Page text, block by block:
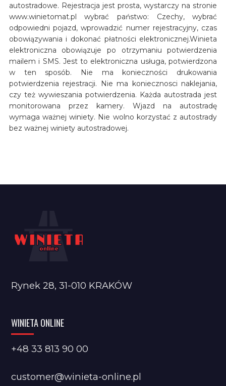
autostradowe. Rejestracja jest prosta, wystarczy na stronie
www.winietomat.pl wybrać państwo: Czechy, wybrać
odpowiedni pojazd, wprowadzić numer rejestracyjny, czas
obowiązywania i dokonać płatności elektronicznej.Winieta
elektroniczna obowiązuje po otrzymaniu potwierdzenia
mailem i SMS. Jest to elektroniczna usługa, potwierdzona
w ten sposób. Nie ma konieczności drukowania
potwierdzenia rejestracji. Nie ma koniecznosci naklejania,
czy też wywieszania potwierdzenia. Każda autostrada jest
monitorowana przez kamery. Wjazd na autostradę
wymaga ważnej winiety. Nie wolno korzystać z autostrady
bez ważnej winiety autostradowej.
Rynek 28, 31-010 KRAKÓW
WINIETA ONLINE
+48 33 813 90 00
customer@winieta-online.pl